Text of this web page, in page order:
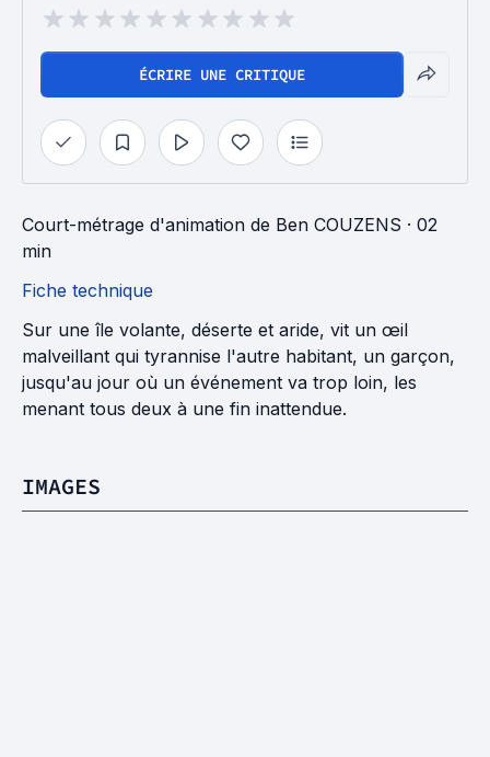
ÉCRIRE UNE CRITIQUE
Court-métrage d'animation de Ben COUZENS · 02
min
Fiche technique
Sur une île volante, déserte et aride, vit un œil
malveillant qui tyrannise l'autre habitant, un garçon,
jusqu'au jour où un événement va trop loin, les
menant tous deux à une fin inattendue.
IMAGES